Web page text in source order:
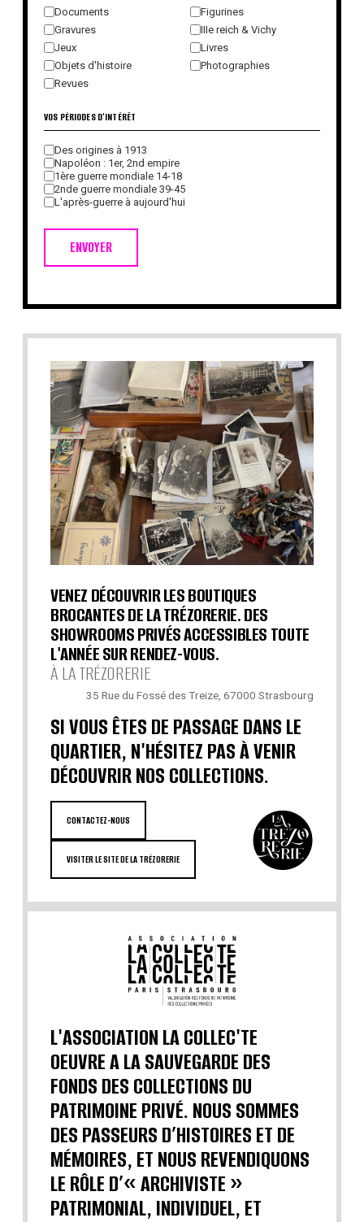
Documents
Figurines
Gravures
IIIe reich & Vichy
Jeux
Livres
Objets d'histoire
Photographies
Revues
ENVOYER
VOS PÉRIODES D'INTÉRÊT
Des origines à 1913
Napoléon : 1er, 2nd empire
1ère guerre mondiale 14-18
2nde guerre mondiale 39-45
L'après-guerre à aujourd'hui
VENEZ DÉCOUVRIR LES BOUTIQUES
BROCANTES DE LA TRÉZORERIE. DES
SHOWROOMS PRIVÉS ACCESSIBLES TOUTE
L'ANNÉE SUR RENDEZ-VOUS.
À LA TRÉZORERIE
35 Rue du Fossé des Treize, 67000 Strasbourg
SI VOUS ÊTES DE PASSAGE DANS LE
QUARTIER, N'HÉSITEZ PAS À VENIR
DÉCOUVRIR NOS COLLECTIONS.
CONTACTEZ-NOUS
VISITER LE SITE DE LA TRÉZORERIE
L'ASSOCIATION LA COLLEC'TE
OEUVRE A LA SAUVEGARDE DES
FONDS DES COLLECTIONS DU
PATRIMOINE PRIVÉ. NOUS SOMMES
DES PASSEURS D’HISTOIRES ET DE
MÉMOIRES, ET NOUS REVENDIQUONS
LE RÔLE D’« ARCHIVISTE »
PATRIMONIAL, INDIVIDUEL, ET